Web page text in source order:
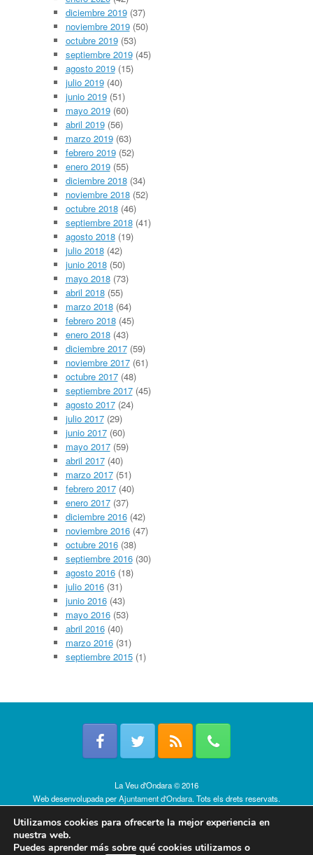
diciembre 2019(37)
noviembre 2019(50)
octubre 2019(53)
septiembre 2019(45)
agosto 2019(15)
julio 2019(40)
junio 2019(51)
mayo 2019(60)
abril 2019(56)
marzo 2019(63)
febrero 2019(52)
enero 2019(55)
diciembre 2018(34)
noviembre 2018(52)
octubre 2018(46)
septiembre 2018(41)
agosto 2018(19)
julio 2018(42)
junio 2018(50)
mayo 2018(73)
abril 2018(55)
marzo 2018(64)
febrero 2018(45)
enero 2018(43)
diciembre 2017(59)
noviembre 2017(61)
octubre 2017(48)
septiembre 2017(45)
agosto 2017(24)
julio 2017(29)
junio 2017(60)
mayo 2017(59)
abril 2017(40)
marzo 2017(51)
febrero 2017(40)
enero 2017(37)
diciembre 2016(42)
noviembre 2016(47)
octubre 2016(38)
septiembre 2016(30)
agosto 2016(18)
julio 2016(31)
junio 2016(43)
mayo 2016(53)
abril 2016(40)
marzo 2016(31)
septiembre 2015(1)
La Veu d'Ondara © 2016
Web desenvolupada perAjuntament d'Ondara. Tots els drets reservats.
Utilizamos cookies para ofrecerte la mejor experiencia en
nuestra web.
Puedes aprender más sobre qué cookies utilizamos o